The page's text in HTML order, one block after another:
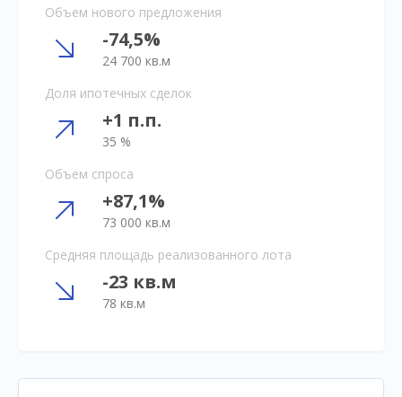
Объем нового предложения
-74,5%
24 700 кв.м
Доля ипотечных сделок
+1 п.п.
35 %
Объем спроса
+87,1%
73 000 кв.м
Средняя площадь реализованного лота
-23 кв.м
78 кв.м